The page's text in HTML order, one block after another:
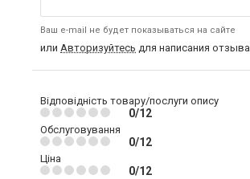
Ваш e-mail не будет показываться на сайте
или Авторизуйтесь для написания отзыва
Відповідність товару/послуги опису
0/12
Обслуговування
0/12
Ціна
0/12